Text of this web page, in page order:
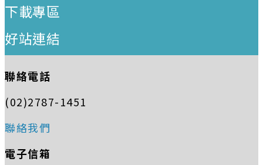
下載專區
好站連結
聯絡電話
(02)2787-1451
聯絡我們
電子信箱